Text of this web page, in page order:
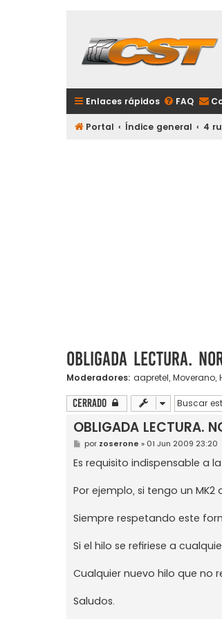
Enlaces rápidos FAQ
Portal Índice general 4
OBLIGADA LECTURA.
Moderadores: aapretel, Moverano,
Cerrado
OBLIGADA LECTURA.
M
e
n
s
j
e
por zoserone » 01 Jun 2009 23:20
Es requisito indispensable a
Por ejemplo, si tengo un MK2
Siempre respetando este
Si el hilo se refiriese a
Cualquier nuevo hilo que no
Saludos.